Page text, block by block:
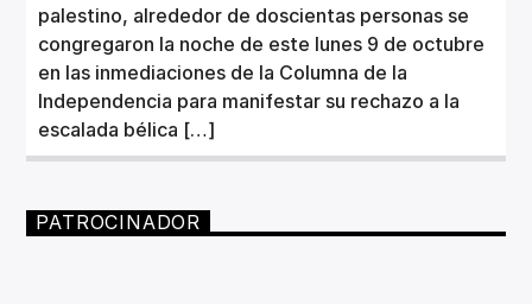
palestino, alrededor de doscientas personas se
congregaron la noche de este lunes 9 de octubre
en las inmediaciones de la Columna de la
Independencia para manifestar su rechazo a la
escalada bélica […]
PATROCINADOR